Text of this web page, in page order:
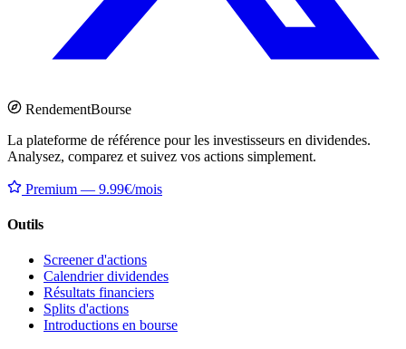
RendementBourse
La plateforme de référence pour les investisseurs en dividendes.
Analysez, comparez et suivez vos actions simplement.
Premium — 9.99€/mois
Outils
Screener d'actions
Calendrier dividendes
Résultats financiers
Splits d'actions
Introductions en bourse